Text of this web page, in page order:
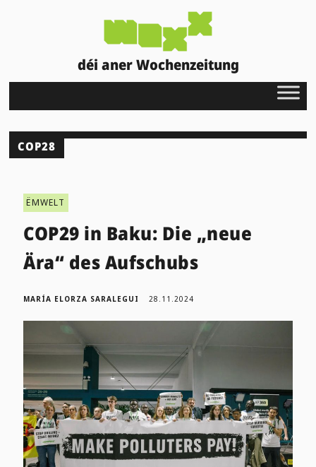
déi aner Wochenzeitung
COP28
ËMWELT
COP29 in Baku: Die „neue
Ära“ des Aufschubs
MARÍA ELORZA SARALEGUI 28.11.2024